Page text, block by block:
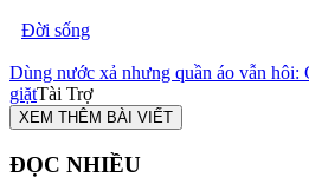
Đời sống
Dùng nước xả nhưng quần áo vẫn hôi:
giặtTài Trợ
XEM THÊM BÀI VIẾT
ĐỌC NHIỀU